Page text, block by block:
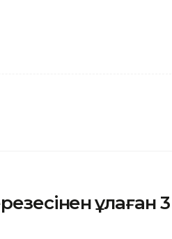
құлаған 3